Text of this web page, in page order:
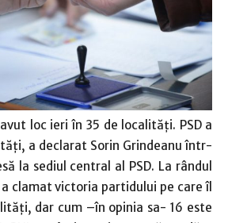
loc ieri în 35 de localităţi. PSD a
a declarat Sorin Grindeanu într-
la sediul central al PSD. La rândul
a clamat victoria partidului pe care îl
dar cum –în opinia sa- 16 este